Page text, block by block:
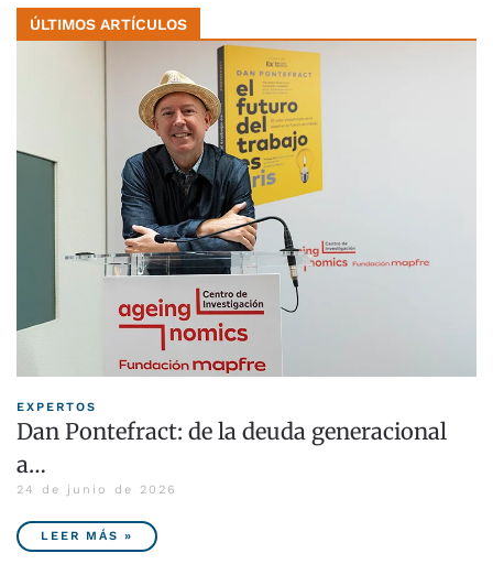
ÚLTIMOS ARTÍCULOS
EXPERTOS
Dan Pontefract: de la deuda generacional
a…
24 de junio de 2026
LEER MÁS »